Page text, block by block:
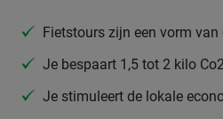
Fietstours zijn een vorm
Je bespaart 1,5 tot 2 kilo
Je stimuleert de lokale